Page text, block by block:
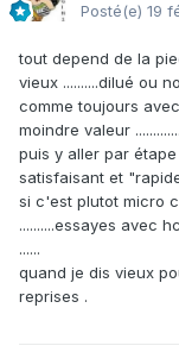
Posté(e) 19
tout depend de la
vieux ..........dilué ou
comme toujours
moindre valeur
puis y aller par
satisfaisant et
si c'est plutot micro
..........essayes avec
......
quand je dis vieux
reprises .